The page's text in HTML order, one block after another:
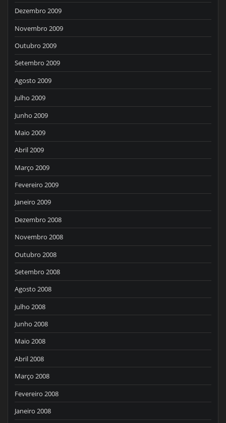
Dezembro 2009
Novembro 2009
Outubro 2009
Setembro 2009
Agosto 2009
Julho 2009
Junho 2009
Maio 2009
Abril 2009
Março 2009
Fevereiro 2009
Janeiro 2009
Dezembro 2008
Novembro 2008
Outubro 2008
Setembro 2008
Agosto 2008
Julho 2008
Junho 2008
Maio 2008
Abril 2008
Março 2008
Fevereiro 2008
Janeiro 2008